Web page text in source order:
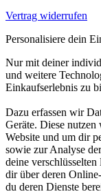
Vertrag widerrufen
Personalisiere dein
Nur mit deiner
und weitere
Einkaufserlebnis zu
Dazu erfassen wir
Geräte. Diese
Website und um dir
sowie zur Analyse
deine
dir über deren
du deren Dienste